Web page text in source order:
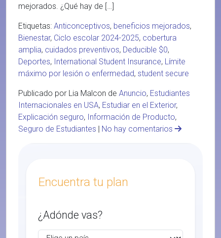
mejorados. ¿Qué hay de […]
Etiquetas: Anticonceptivos, beneficios mejorados,
Bienestar, Ciclo escolar 2024-2025, cobertura
amplia, cuidados preventivos, Deducible $0,
Deportes, International Student Insurance, Límite
máximo por lesión o enfermedad, student secure
Publicado por Lia Malcon de Anuncio, Estudiantes
Internacionales en USA, Estudiar en el Exterior,
Explicación seguro, Información de Producto,
Seguro de Estudiantes | No hay comentarios
Encuentra tu plan
¿Adónde vas?